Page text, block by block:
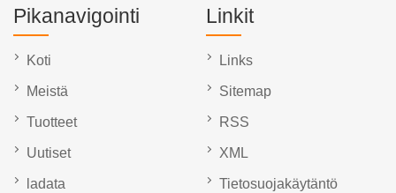
Pikanavigointi
Koti
Meistä
Tuotteet
Uutiset
ladata
Linkit
Links
Sitemap
RSS
XML
Tietosuojakäytäntö